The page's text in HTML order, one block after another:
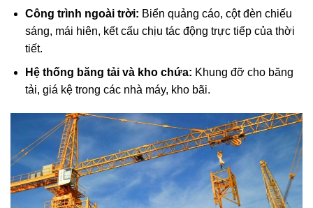
Công trình ngoài trời: Biển quảng cáo, cột đèn chiếu
sáng, mái hiên, kết cấu chịu tác động trực tiếp của thời
tiết.
Hệ thống băng tải và kho chứa: Khung đỡ cho băng
tải, giá kệ trong các nhà máy, kho bãi.